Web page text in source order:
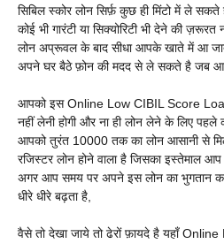
सिबिल स्कोर लोन सिर्फ़ कुछ ही मिंटो में ले
कोई भी गारंटी या सिक्योरिटी भी देने की
लोन अप्रूवल के बाद सीधा आपके खाते में आ
अपने घर बैठे फ़ोन की मदद से ले सकते है जब
आपको इस Online Low CIBIL Score
नहीं लेनी होगी और ना ही लोन लेने के लिए पहले
आपको तुरंत 10000 तक का लोन आसानी से
रजिस्टर लोन होने वाला है जिसका इस्तेमाल
अगर आप समय पर अपने इस लोन का भुगतान
धीरे धीरे बढ़ता है,
वैसे तो देखा जाये तो ढेरों फ़ायदे है यहाँ